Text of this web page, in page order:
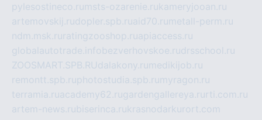
pylesostineco.ru msts-ozarenie.rukameryjooan.ru
artemovskij.rudopler.spb.ruaid70.ru metall-perm.ru
ndm.msk.ru ratingzooshop.ruapiaccess.ru
globalautotrade.info bezverhovskoe.rudrsschool.ru
ZOOSMART.SPB.RUdalakony.ru medikijob.ru
remontt.spb.ruphotostudia.spb.ru myragon.ru
terramia.ruacademy62.rugardengallereya.ru rti.com.ru
artem-news.rubiserinca.rukrasnodarkurort.com